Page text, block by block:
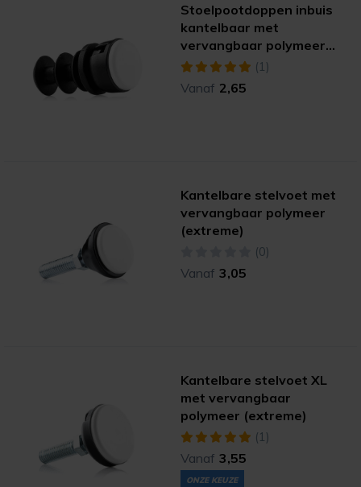
Stoelpootdoppen inbuis
kantelbaar met
vervangbaar polymeer
(extreme)
(1)
Vanaf 2,65
Kantelbare stelvoet met
vervangbaar polymeer
(extreme)
(0)
Vanaf 3,05
Kantelbare stelvoet XL
met vervangbaar
polymeer (extreme)
(1)
Vanaf 3,55
ONZE KEUZE